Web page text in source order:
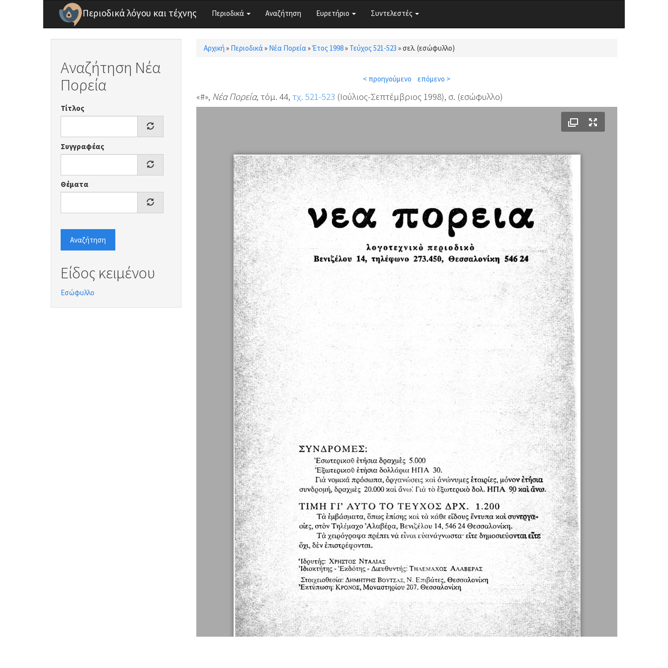
Παράκαμψη προς το κυρίως περιεχόμενο
Περιοδικά λόγου και τέχνης Περιοδικά Αναζήτηση Ευρετήριο Συντελεστές
Αναζήτηση Νέα
Πορεία
Τίτλος
Συγγραφέας
Θέματα
Αναζήτηση
Είδος κειμένου
Εσώφυλλο
Είστε εδώ
Αρχική » Περιοδικά» Νέα Πορεία»Έτος 1998» Τεύχος 521-523 »σελ. (εσώφυλλο)
< προηγούμενο επόμενο >
«#», Νέα Πορεία, τόμ. 44, τχ. 521-523 (Ιούλιος-Σεπτέμβριος 1998), σ. (εσώφυλλο)